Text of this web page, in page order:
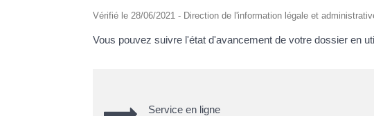
Vérifié le 28/06/2021 - Direction de l'information légale et
Vous pouvez suivre l'état d'avancement de votre dossier en
Service en ligne